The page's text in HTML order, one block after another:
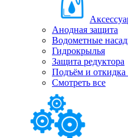
Анодная защита
Водометные
Гидрокрылья
Защита редуктора
Подъём и откидка
Смотреть все